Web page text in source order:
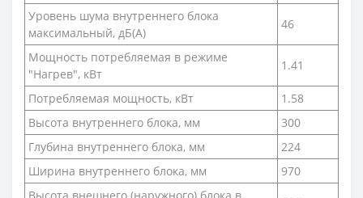
Уровень шума внутреннего блока
максимальный, дБ(А)
46
Мощность потребляемая в режиме
"Нагрев", кВт
1.41
Потребляемая мощность, кВт
1.58
Высота внутреннего блока, мм
300
Глубина внутреннего блока, мм
224
Ширина внутреннего блока, мм
970
Высота внешнего (наружного) блока в